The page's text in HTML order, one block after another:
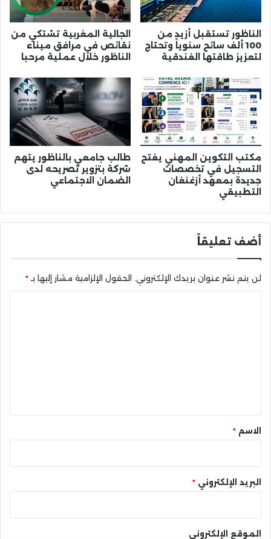
الناظور تستقبل أزيد من
100 ألف سائح سنوياً وتحتاج
لتعزيز طاقتها الفندقية
الجالية المغربية تشتكي من
نقائص في مرافق ميناء
الناظور خلال عملية مرحبا
مكتب التكوين المهني يفتح
التسجيل في تخصصات
جديدة بمعهد أزغنغان
التطبيقي
طالب جامعي بالناظور يتهم
شركة بتزوير تصريحه لدى
الضمان الاجتماعي
أضف تعليقاً
لن يتم نشر عنوان بريدك الإلكتروني. الحقول الإلزامية مشار إليها بـ *
* الاسم *
البريد الإلكتروني *
الموقع الإلكتروني